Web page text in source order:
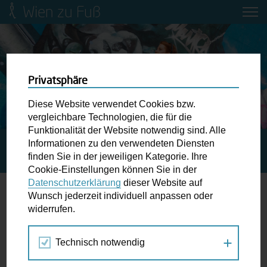
Wien zu Fuß
Mobilitätsbildung für Kinder und
Jugendliche
Ringstraße-Neugestaltung
Wiener Fußwegekarte
Newsletter abonnieren
Wunschbox
der Ampel ...
STARTSEITE SPAZIERGANG KALENDER
DER SCHLAUE
STADTFUCHS UND DIE MUSCHEL IM BAUSTEIN
11.
AUG
2020
Privatsphäre
Diese Website verwendet Cookies bzw.
vergleichbare Technologien, die für die
Funktionalität der Website notwendig sind. Alle
Informationen zu den verwendeten Diensten
finden Sie in der jeweiligen Kategorie. Ihre
Cookie-Einstellungen können Sie in der
Datenschutzerklärung dieser Website auf
Wunsch jederzeit individuell anpassen oder
widerrufen.
Technisch notwendig